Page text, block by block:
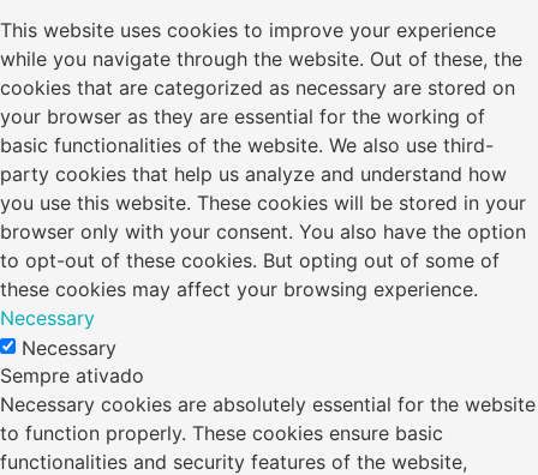
This website uses cookies to improve your experience
while you navigate through the website. Out of these, the
cookies that are categorized as necessary are stored on
your browser as they are essential for the working of
basic functionalities of the website. We also use third-
party cookies that help us analyze and understand how
you use this website. These cookies will be stored in your
browser only with your consent. You also have the option
to opt-out of these cookies. But opting out of some of
these cookies may affect your browsing experience.
Necessary
Necessary
Sempre ativado
Necessary cookies are absolutely essential for the website
to function properly. These cookies ensure basic
functionalities and security features of the website,